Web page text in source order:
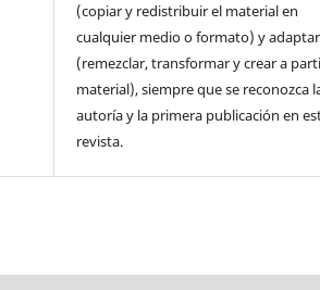
(copiar y redistribuir el material en
cualquier medio o formato) y adaptar
(remezclar, transformar y crear a
material), siempre que se reconozca
autoría y la primera publicación en
revista.